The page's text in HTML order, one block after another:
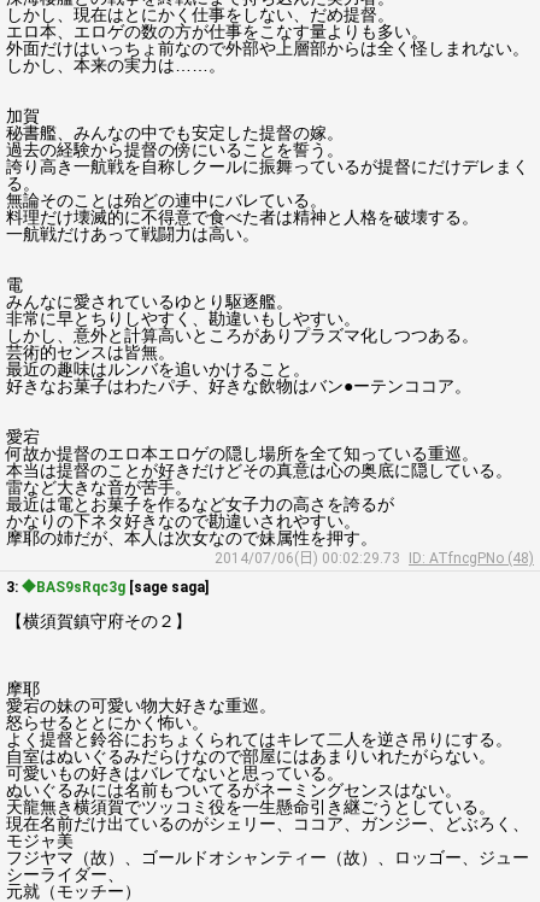
しかし、現在はとにかく仕事をしない、だめ提督。
エロ本、エロゲの数の方が仕事をこなす量よりも多い。
外面だけはいっちょ前なので外部や上層部からは全く怪しまれない。
しかし、本来の実力は……。
加賀
秘書艦、みんなの中でも安定した提督の嫁。
過去の経験から提督の傍にいることを誓う。
誇り高き一航戦を自称しクールに振舞っているが提督にだけデレまく
る。
無論そのことは殆どの連中にバレている。
料理だけ壊滅的に不得意で食べた者は精神と人格を破壊する。
一航戦だけあって戦闘力は高い。
電
みんなに愛されているゆとり駆逐艦。
非常に早とちりしやすく、勘違いもしやすい。
しかし、意外と計算高いところがありプラズマ化しつつある。
芸術的センスは皆無。
最近の趣味はルンバを追いかけること。
好きなお菓子はわたパチ、好きな飲物はバン●ーテンココア。
愛宕
何故か提督のエロ本エロゲの隠し場所を全て知っている重巡。
本当は提督のことが好きだけどその真意は心の奥底に隠している。
雷など大きな音が苦手。
最近は電とお菓子を作るなど女子力の高さを誇るが
かなりの下ネタ好きなので勘違いされやすい。
摩耶の姉だが、本人は次女なので妹属性を押す。
2014/07/06(日) 00:02:29.73
ID: ATfncgPNo (48)
3: ◆BAS9sRqc3g [sage saga]
【横須賀鎮守府その２】
摩耶
愛宕の妹の可愛い物大好きな重巡。
怒らせるととにかく怖い。
よく提督と鈴谷におちょくられてはキレて二人を逆さ吊りにする。
自室はぬいぐるみだらけなので部屋にはあまりいれたがらない。
可愛いもの好きはバレてないと思っている。
ぬいぐるみには名前もついてるがネーミングセンスはない。
天龍無き横須賀でツッコミ役を一生懸命引き継ごうとしている。
現在名前だけ出ているのがシェリー、ココア、ガンジー、どぶろく、
モジャ美
フジヤマ（故）、ゴールドオシャンティー（故）、ロッゴー、ジュー
シーライダー、
元就（モッチー）